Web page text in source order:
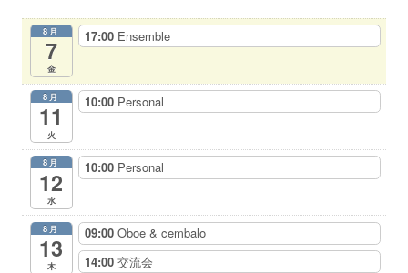
バ
8月
7
金
17:00 Ensemble
8月
11
火
10:00 Personal
8月
12
水
10:00 Personal
8月
13
木
09:00 Oboe & cembalo
14:00 交流会